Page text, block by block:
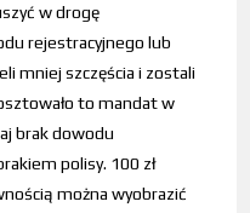
w drogę
rejestracyjnego lub
mniej szczęścia i zostali
to mandat w
brak dowodu
polisy. 100 zł
można wyobrazić